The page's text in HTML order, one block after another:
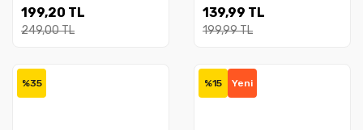
Anlatımlı ve Video
Çözümlü Soru Bankası
199,20 TL
249,00 TL
139,99 TL
199,99 TL
%35 %15 Yeni